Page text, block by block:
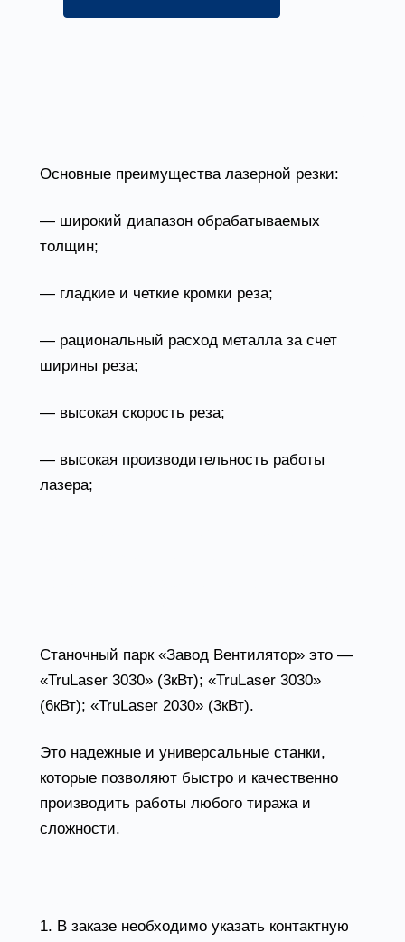
Основные преимущества лазерной резки:
— широкий диапазон обрабатываемых
толщин;
— гладкие и четкие кромки реза;
— рациональный расход металла за счет
ширины реза;
— высокая скорость реза;
— высокая производительность работы
лазера;
Станочный парк «Завод Вентилятор» это —
«TruLaser 3030» (3кВт); «TruLaser 3030»
(6кВт); «TruLaser 2030» (3кВт).
Это надежные и универсальные станки,
которые позволяют быстро и качественно
производить работы любого тиража и
сложности.
1. В заказе необходимо указать контактную